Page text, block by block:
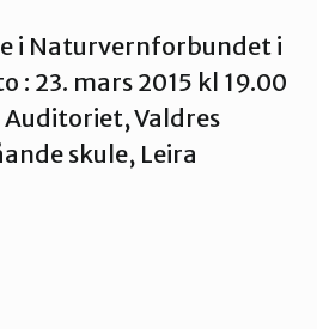
Land
i Naturvernforbundet i
: 23. mars 2015 kl 19.00
Valdres
skule, Leira